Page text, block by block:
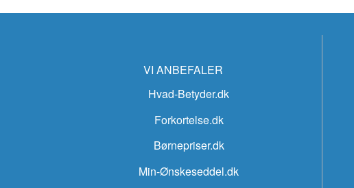
VI ANBEFALER
Hvad-Betyder.dk
Forkortelse.dk
Børnepriser.dk
Min-Ønskeseddel.dk